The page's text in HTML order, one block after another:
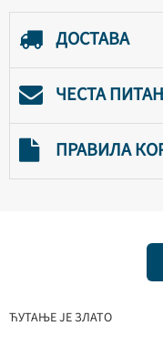
ДОСТАВА
ЧЕСТА
ПРАВИЛА
ЋУТАЊЕ ЈЕ ЗЛАТО